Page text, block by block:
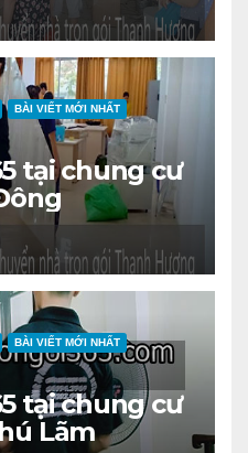
BÀI VIẾT MỚI NHẤT
tại chung cư
BÀI VIẾT MỚI NHẤT
tại chung cư
Lãm